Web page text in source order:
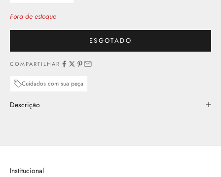
Fora de estoque
ESGOTADO
COMPARTILHAR
Cuidados com sua peça
Descrição
Institucional